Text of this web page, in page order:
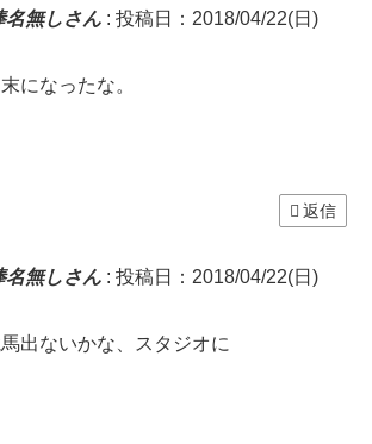
名無しさん : 投稿日：2018/04/22(日)
になったな。
返信
名無しさん : 投稿日：2018/04/22(日)
出ないかな、スタジオに